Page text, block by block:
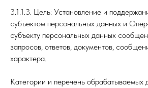
3.1.1.3. Цель: Установление и
субъектом персональных данных и
субъекту персональных данных
запросов, ответов, документов,
характера.
Категории и перечень обрабатываемых